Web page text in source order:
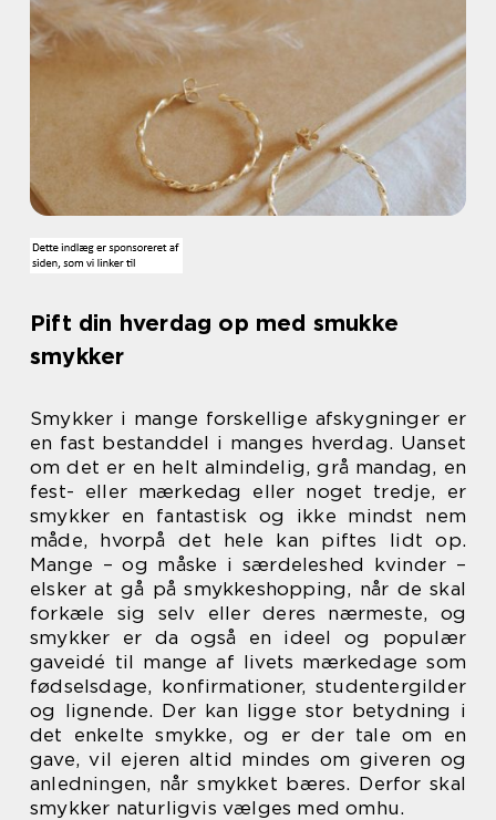
Pift din hverdag op med smukke
smykker
Smykker i mange forskellige afskygninger er
en fast bestanddel i manges hverdag. Uanset
om det er en helt almindelig, grå mandag, en
fest- eller mærkedag eller noget tredje, er
smykker en fantastisk og ikke mindst nem
måde, hvorpå det hele kan piftes lidt op.
Mange – og måske i særdeleshed kvinder –
elsker at gå på smykkeshopping, når de skal
forkæle sig selv eller deres nærmeste, og
smykker er da også en ideel og populær
gaveidé til mange af livets mærkedage som
fødselsdage, konfirmationer, studentergilder
og lignende. Der kan ligge stor betydning i
det enkelte smykke, og er der tale om en
gave, vil ejeren altid mindes om giveren og
anledningen, når smykket bæres. Derfor skal
smykker naturligvis vælges med omhu.